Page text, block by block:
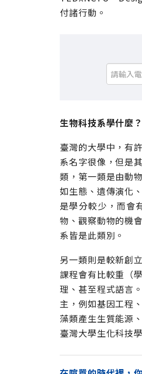
付諸行動。
生物科技系學什麼
臺灣的大學中，有
系名字很像，但是
類，第一類是由動
如生態、遺傳演化
是學分較少，而會
物、觀察動物的機
系皆是此類別。
另一類則是較新創
課程會有比較重（
理、甚至程式語言
主，例如基因工程
藻類產生生質能源
臺灣大學生化科技